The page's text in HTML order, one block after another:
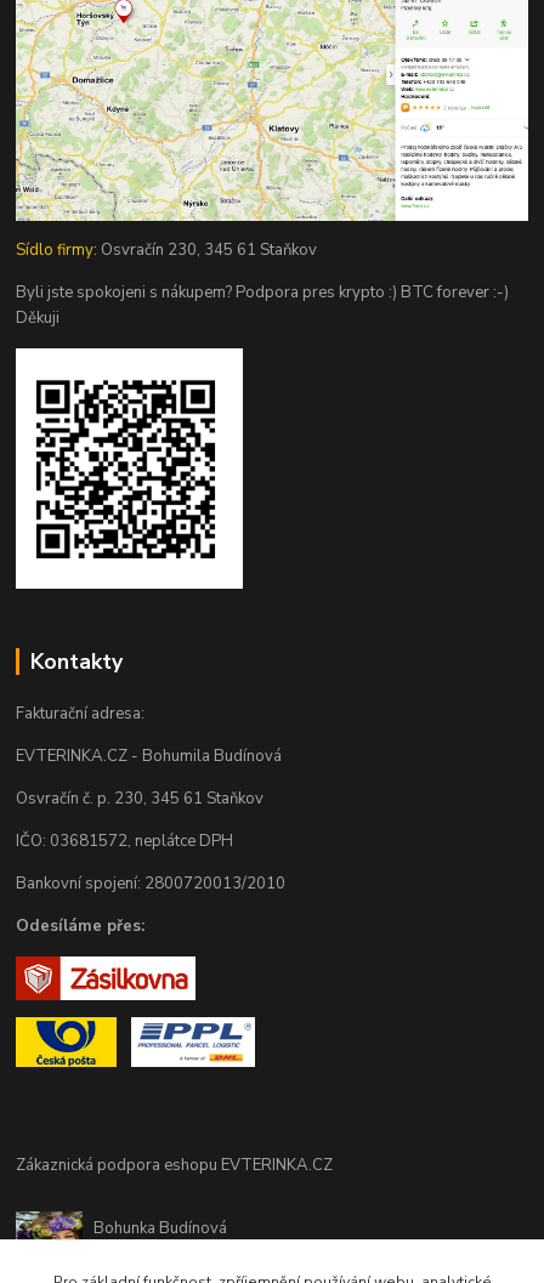
Sídlo firmy: Osvračín 230, 345 61 Staňkov
Byli jste spokojeni s nákupem? Podpora pres krypto :) BTC forever :-)
Děkuji
Kontakty
Fakturační adresa:
EVTERINKA.CZ - Bohumila Budínová
Osvračín č. p. 230, 345 61 Staňkov
IČO: 03681572, neplátce DPH
Bankovní spojení: 2800720013/2010
Odesíláme přes:
Zákaznická podpora eshopu EVTERINKA.CZ
Bohunka Budínová
(Po-Pá - 9:00-17:00hod, So 8:00-12:00hod)